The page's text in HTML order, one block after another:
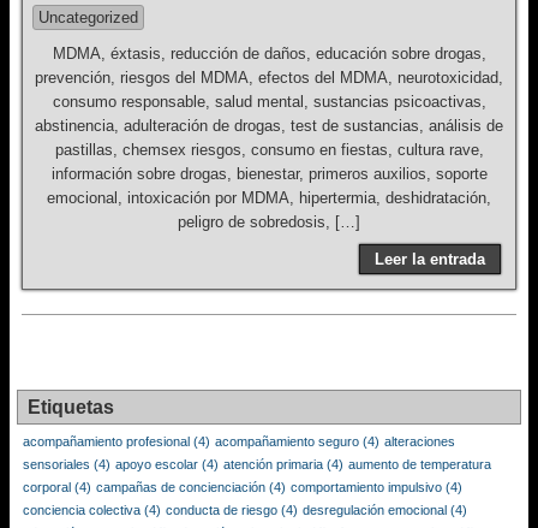
Uncategorized
MDMA, éxtasis, reducción de daños, educación sobre drogas,
prevención, riesgos del MDMA, efectos del MDMA, neurotoxicidad,
consumo responsable, salud mental, sustancias psicoactivas,
abstinencia, adulteración de drogas, test de sustancias, análisis de
pastillas, chemsex riesgos, consumo en fiestas, cultura rave,
información sobre drogas, bienestar, primeros auxilios, soporte
emocional, intoxicación por MDMA, hipertermia, deshidratación,
peligro de sobredosis, […]
Leer la entrada
Etiquetas
acompañamiento profesional (4) acompañamiento seguro (4) alteraciones
sensoriales (4) apoyo escolar (4) atención primaria (4) aumento de temperatura
corporal (4) campañas de concienciación (4) comportamiento impulsivo (4)
conciencia colectiva (4) conducta de riesgo (4) desregulación emocional (4)